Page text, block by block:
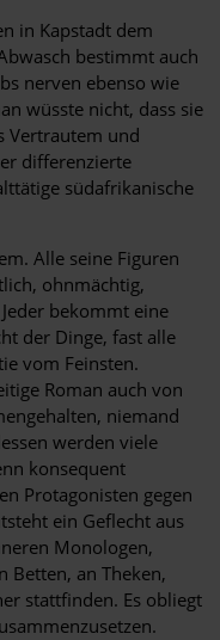
in Kapstadt dem
bestimmt auch
nerven ebenso wie
wüsste nicht, dass sie
Vertrautem und
differenzierte
südafrikanische
Alle seine Figuren
ohnmächtig,
bekommt eine
der Dinge, fast alle
vom Feinsten.
Roman auch von
niemand
werden viele
konsequent
Protagonisten gegen
ein Geflecht aus
Monologen,
Betten, an Theken,
stattfinden. Es obliegt